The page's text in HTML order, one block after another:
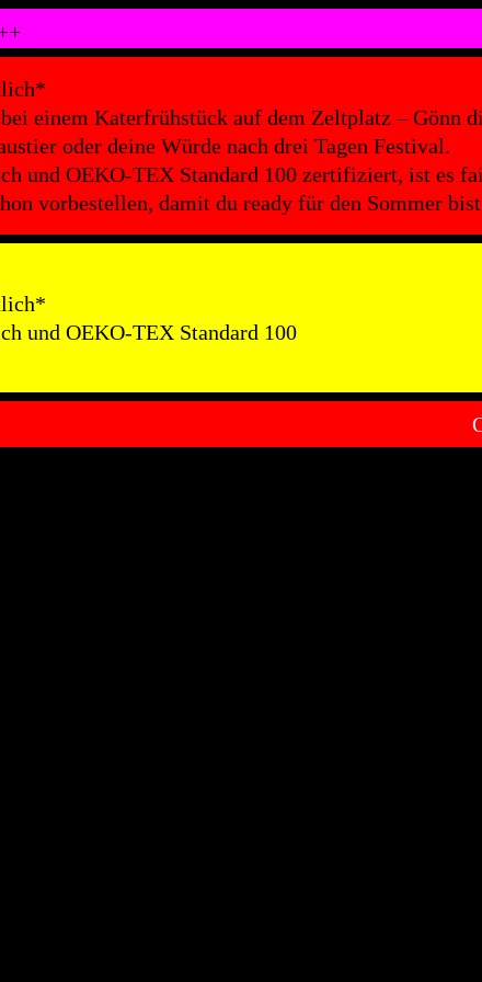
einem Katerfrühstück auf dem Zeltplatz – Gönn
oder deine Würde nach drei Tagen Festival.
und OEKO-TEX Standard 100 zertifiziert, ist es
vorbestellen, damit du ready für den Sommer
und OEKO-TEX Standard 100